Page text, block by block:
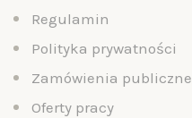
Regulamin
Polityka prywatności
Zamówienia publiczne
Oferty pracy